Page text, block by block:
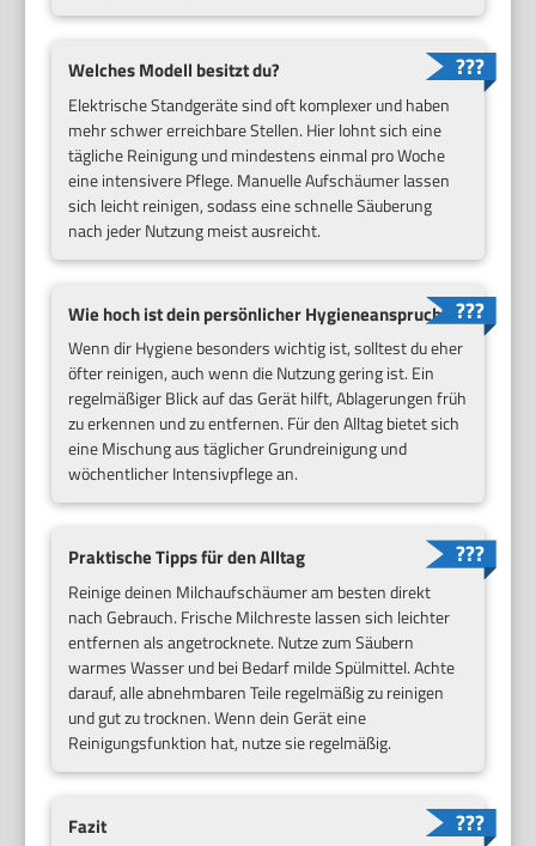
Welches Modell besitzt du?
Elektrische Standgeräte sind oft komplexer und haben
mehr schwer erreichbare Stellen. Hier lohnt sich eine
tägliche Reinigung und mindestens einmal pro Woche
eine intensivere Pflege. Manuelle Aufschäumer lassen
sich leicht reinigen, sodass eine schnelle Säuberung
nach jeder Nutzung meist ausreicht.
Wie hoch ist dein persönlicher Hygieneanspruch?
Wenn dir Hygiene besonders wichtig ist, solltest du eher
öfter reinigen, auch wenn die Nutzung gering ist. Ein
regelmäßiger Blick auf das Gerät hilft, Ablagerungen früh
zu erkennen und zu entfernen. Für den Alltag bietet sich
eine Mischung aus täglicher Grundreinigung und
wöchentlicher Intensivpflege an.
Praktische Tipps für den Alltag
Reinige deinen Milchaufschäumer am besten direkt
nach Gebrauch. Frische Milchreste lassen sich leichter
entfernen als angetrocknete. Nutze zum Säubern
warmes Wasser und bei Bedarf milde Spülmittel. Achte
darauf, alle abnehmbaren Teile regelmäßig zu reinigen
und gut zu trocknen. Wenn dein Gerät eine
Reinigungsfunktion hat, nutze sie regelmäßig.
Fazit